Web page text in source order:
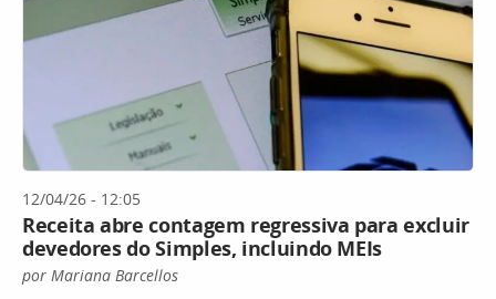
12/04/26 - 12:05
Receita abre contagem regressiva para excluir
devedores do Simples, incluindo MEIs
por Mariana Barcellos